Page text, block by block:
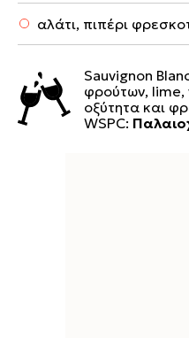
αλάτι, πιπέρι
Sauvignon
φρούτων, lime,
οξύτητα και
WSPC: